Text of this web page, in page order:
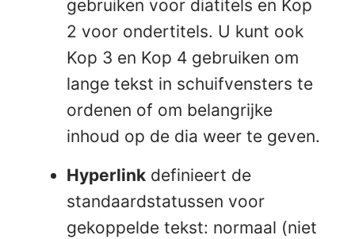
gebruiken voor diatitels en Kop
2 voor ondertitels. U kunt ook
Kop 3 en Kop 4 gebruiken om
lange tekst in schuifvensters te
ordenen of om belangrijke
inhoud op de dia weer te geven.
Hyperlink definieert de
standaardstatussen voor
gekoppelde tekst: normaal (niet